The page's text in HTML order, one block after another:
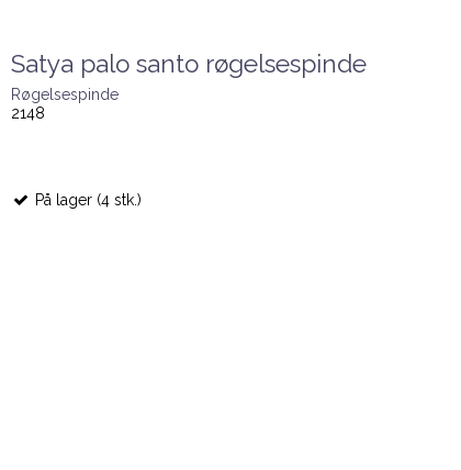
Satya palo santo røgelsespinde
Røgelsespinde
2148
På lager (4 stk.)